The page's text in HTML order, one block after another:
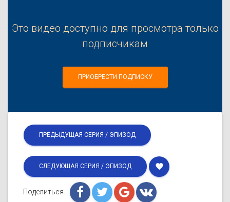
Это видео доступно для просмотра только
подписчикам
ПРИОБРЕСТИ ПОДПИСКУ
ПРЕДЫДУЩАЯ СЕРИЯ / ЭПИЗОД
СЛЕДУЮЩАЯ СЕРИЯ / ЭПИЗОД favorite
Поделиться